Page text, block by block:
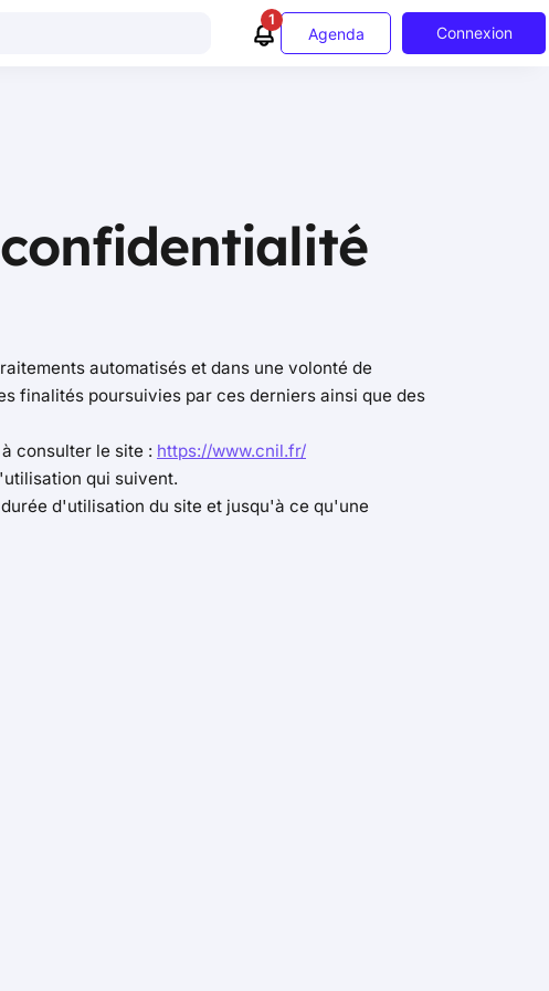
1
Agenda Connexion
automatisés et dans une volonté de
finalités poursuivies par ces derniers ainsi que des
consulter le site : https://www.cnil.fr/
qui suivent.
d'utilisation du site et jusqu'à ce qu'une